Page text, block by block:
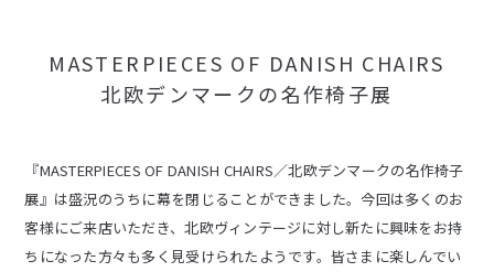
MASTERPIECES OF DANISH CHAIRS
北欧デンマークの名作椅子展
『MASTERPIECES OF DANISH CHAIRS／北欧デンマークの名作椅子
展』は盛況のうちに幕を閉じることができました。今回は多くのお
客様にご来店いただき、北欧ヴィンテージに対し新たに興味をお持
ちになった方々も多く見受けられたようです。皆さまに楽しんでい